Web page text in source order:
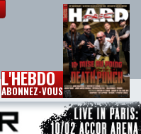
L'HEBDO
ABONNEZ-VOUS